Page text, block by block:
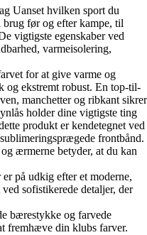
Uanset hvilken sport du
før og efter kampe, til
vigtigste egenskaber ved
varmeisolering,
for at give varme og
og ekstremt robust. En top-til-
manchetter og ribkant sikrer
holder dine vigtigste ting
produkt er kendetegnet ved
frontbånd.
ærmerne betyder, at du kan
på udkig efter et moderne,
sofistikerede detaljer, der
bærestykke og farvede
fremhæve din klubs farver.